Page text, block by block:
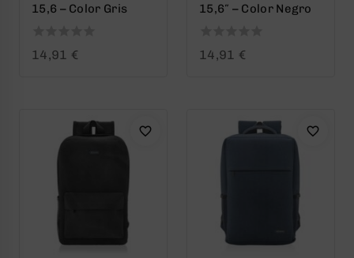
15,6 – Color Gris
014,91 €
15,6″ – Color Negro
014,91 €